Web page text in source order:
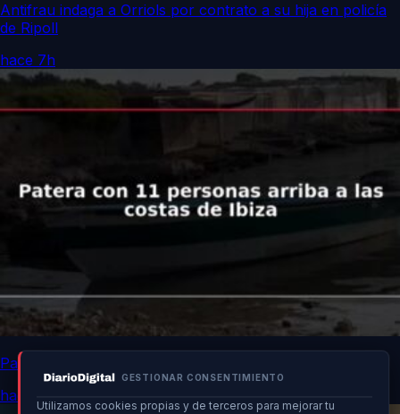
GESTIONAR CONSENTIMIENTO
Utilizamos cookies propias y de terceros para mejorar tu
Antifrau indaga a Orriols por contrato a su hija en policía
de Ripoll
hace 7h
Patera con 11 personas arriba a las costas de Ibiza
hace 7h